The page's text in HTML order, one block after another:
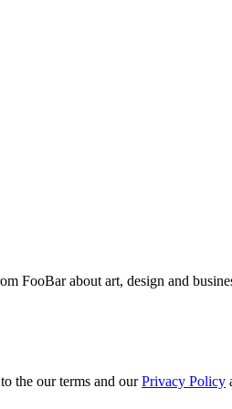
FooBar about art, design and
the our terms and ourPrivacy Policy